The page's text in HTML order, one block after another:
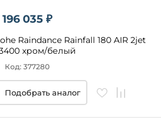
196 035 ₽
Raindance Rainfall 180 AIR 2jet
хром/белый
Код: 377280
Подобрать аналог